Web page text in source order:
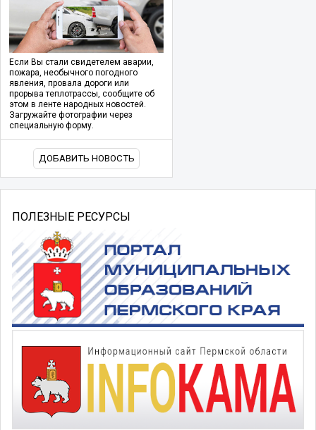
Если Вы стали свидетелем аварии,
пожара, необычного погодного
явления, провала дороги или
прорыва теплотрассы, сообщите об
этом в ленте народных новостей.
Загружайте фотографии через
специальную форму.
ДОБАВИТЬ НОВОСТЬ
ПОЛЕЗНЫЕ РЕСУРСЫ